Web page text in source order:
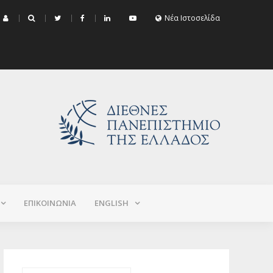
Εξεταστικής Σεπτεμβρίου 2026 (Χειμερινό+Εαρινό 2025-2026)
Νέα Ιστοσελίδα
ΕΠΙΚΟΙΝΩΝΙΑ ΕNGLISH